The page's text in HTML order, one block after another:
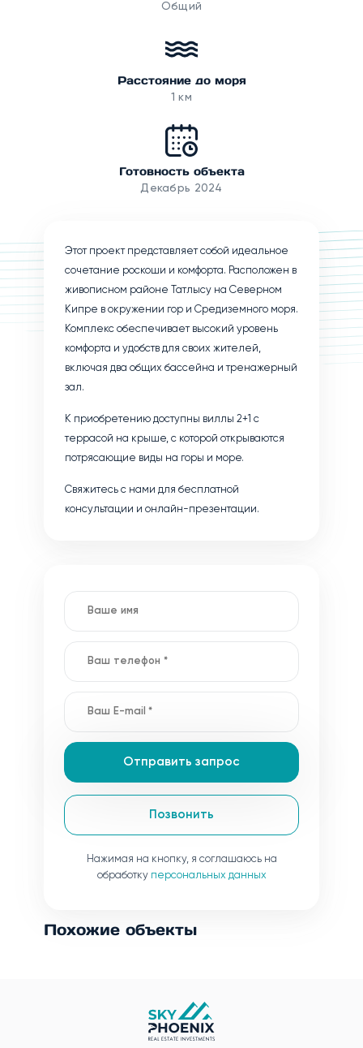
Общий
Расстояние до моря
1 км
Готовность объекта
Декабрь 2024
Этот проект представляет собой идеальное
сочетание роскоши и комфорта. Расположен в
живописном районе Татлысу на Северном
Кипре в окружении гор и Средиземного моря.
Комплекс обеспечивает высокий уровень
комфорта и удобств для своих жителей,
включая два общих бассейна и тренажерный
зал.
К приобретению доступны виллы 2+1 с
террасой на крыше, с которой открываются
потрясающие виды на горы и море.
Свяжитесь с нами для бесплатной
консультации и онлайн-презентации.
Отправить запрос
Позвонить
Нажимая на кнопку, я соглашаюсь на
обработку персональных данных
Похожие объекты